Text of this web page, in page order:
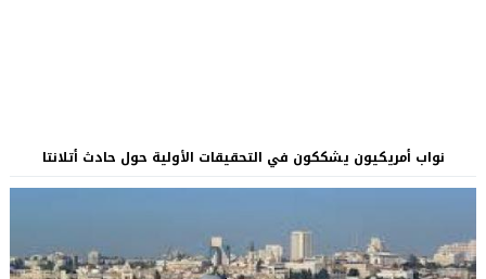
نواب أمريكيون يشككون في التحقيقات الأولية حول حادث أتلانتا